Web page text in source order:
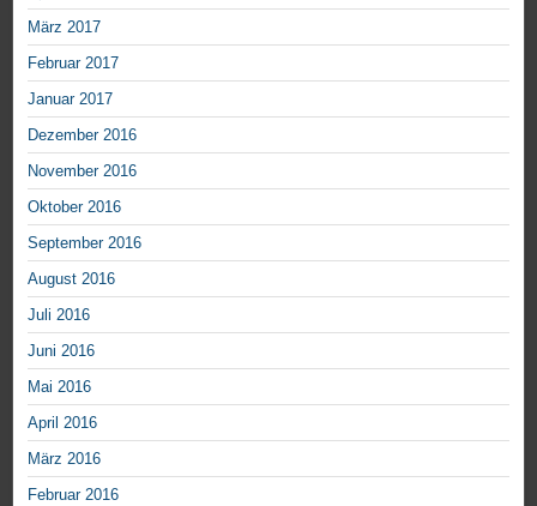
März 2017
Februar 2017
Januar 2017
Dezember 2016
November 2016
Oktober 2016
September 2016
August 2016
Juli 2016
Juni 2016
Mai 2016
April 2016
März 2016
Februar 2016